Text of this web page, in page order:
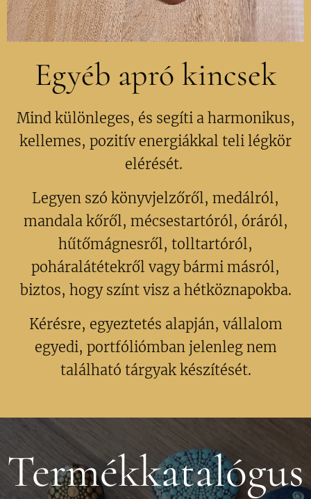
Egyéb apró kincsek
Mind különleges, és segíti a harmonikus,
kellemes, pozitív energiákkal teli légkör
elérését.
Legyen szó könyvjelzőről, medálról,
mandala kőről, mécsestartóról, óráról,
hűtőmágnesről, tolltartóról,
poháralátétekről vagy bármi másról,
biztos, hogy színt visz a hétköznapokba.
Kérésre, egyeztetés alapján, vállalom
egyedi, portfóliómban jelenleg nem
található tárgyak készítését.
Termékkatalógus